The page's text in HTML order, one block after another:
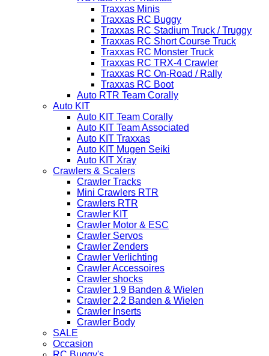
Traxxas Minis
Traxxas RC Buggy
Traxxas RC Stadium Truck / Truggy
Traxxas RC Short Course Truck
Traxxas RC Monster Truck
Traxxas RC TRX-4 Crawler
Traxxas RC On-Road / Rally
Traxxas RC Boot
Auto RTR Team Corally
Auto KIT
Auto KIT Team Corally
Auto KIT Team Associated
Auto KIT Traxxas
Auto KIT Mugen Seiki
Auto KIT Xray
Crawlers & Scalers
Crawler Tracks
Mini Crawlers RTR
Crawlers RTR
Crawler KIT
Crawler Motor & ESC
Crawler Servos
Crawler Zenders
Crawler Verlichting
Crawler Accessoires
Crawler shocks
Crawler 1.9 Banden & Wielen
Crawler 2.2 Banden & Wielen
Crawler Inserts
Crawler Body
SALE
Occasion